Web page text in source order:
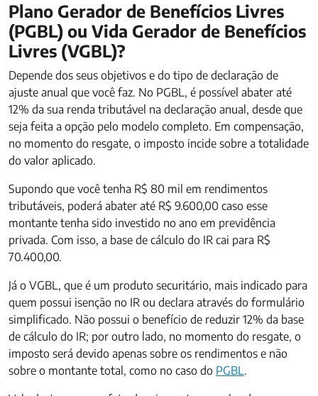
Plano Gerador de Benefícios Livres
(PGBL) ou Vida Gerador de Benefícios
Livres (VGBL)?
Depende dos seus objetivos e do tipo de declaração de
ajuste anual que você faz. No PGBL, é possível abater até
12% da sua renda tributável na declaração anual, desde que
seja feita a opção pelo modelo completo. Em compensação,
no momento do resgate, o imposto incide sobre a totalidade
do valor aplicado.
Supondo que você tenha R$ 80 mil em rendimentos
tributáveis, poderá abater até R$ 9.600,00 caso esse
montante tenha sido investido no ano em previdência
privada. Com isso, a base de cálculo do IR cai para R$
70.400,00.
Já o VGBL, que é um produto securitário, mais indicado para
quem possui isenção no IR ou declara através do formulário
simplificado. Não possui o benefício de reduzir 12% da base
de cálculo do IR; por outro lado, no momento do resgate, o
imposto será devido apenas sobre os rendimentos e não
sobre o montante total, como no caso do PGBL.